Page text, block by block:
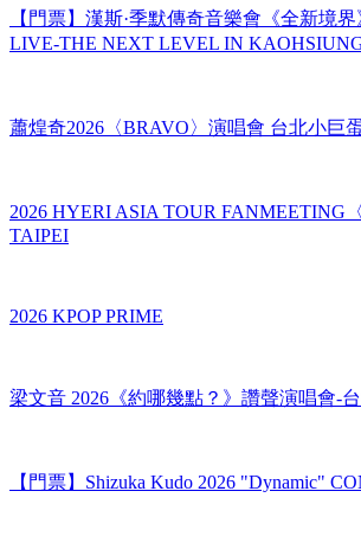
【門票】漢斯·季默傳奇音樂會《全新境
LIVE-THE NEXT LEVEL IN
蕭煌奇2026〈BRAVO〉演唱會 台北小巨
2026 HYERI ASIA TOUR FANMEETING
TAIPEI
2026 KPOP PRIME
梁文音 2026《約哪幾點？》讚聲演唱會-
【門票】Shizuka Kudo 2026 "Dynamic"